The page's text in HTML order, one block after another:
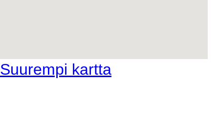
Suurempi kartta